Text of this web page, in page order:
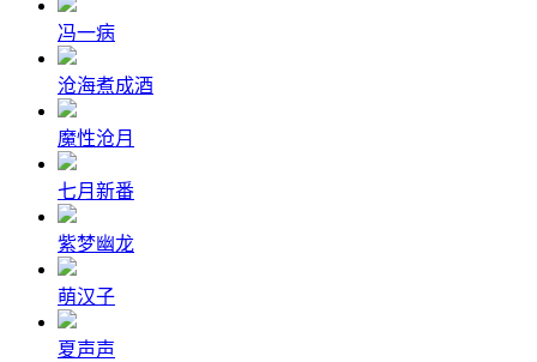
冯一病
沧海煮成酒
魔性沧月
七月新番
紫梦幽龙
萌汉子
夏声声